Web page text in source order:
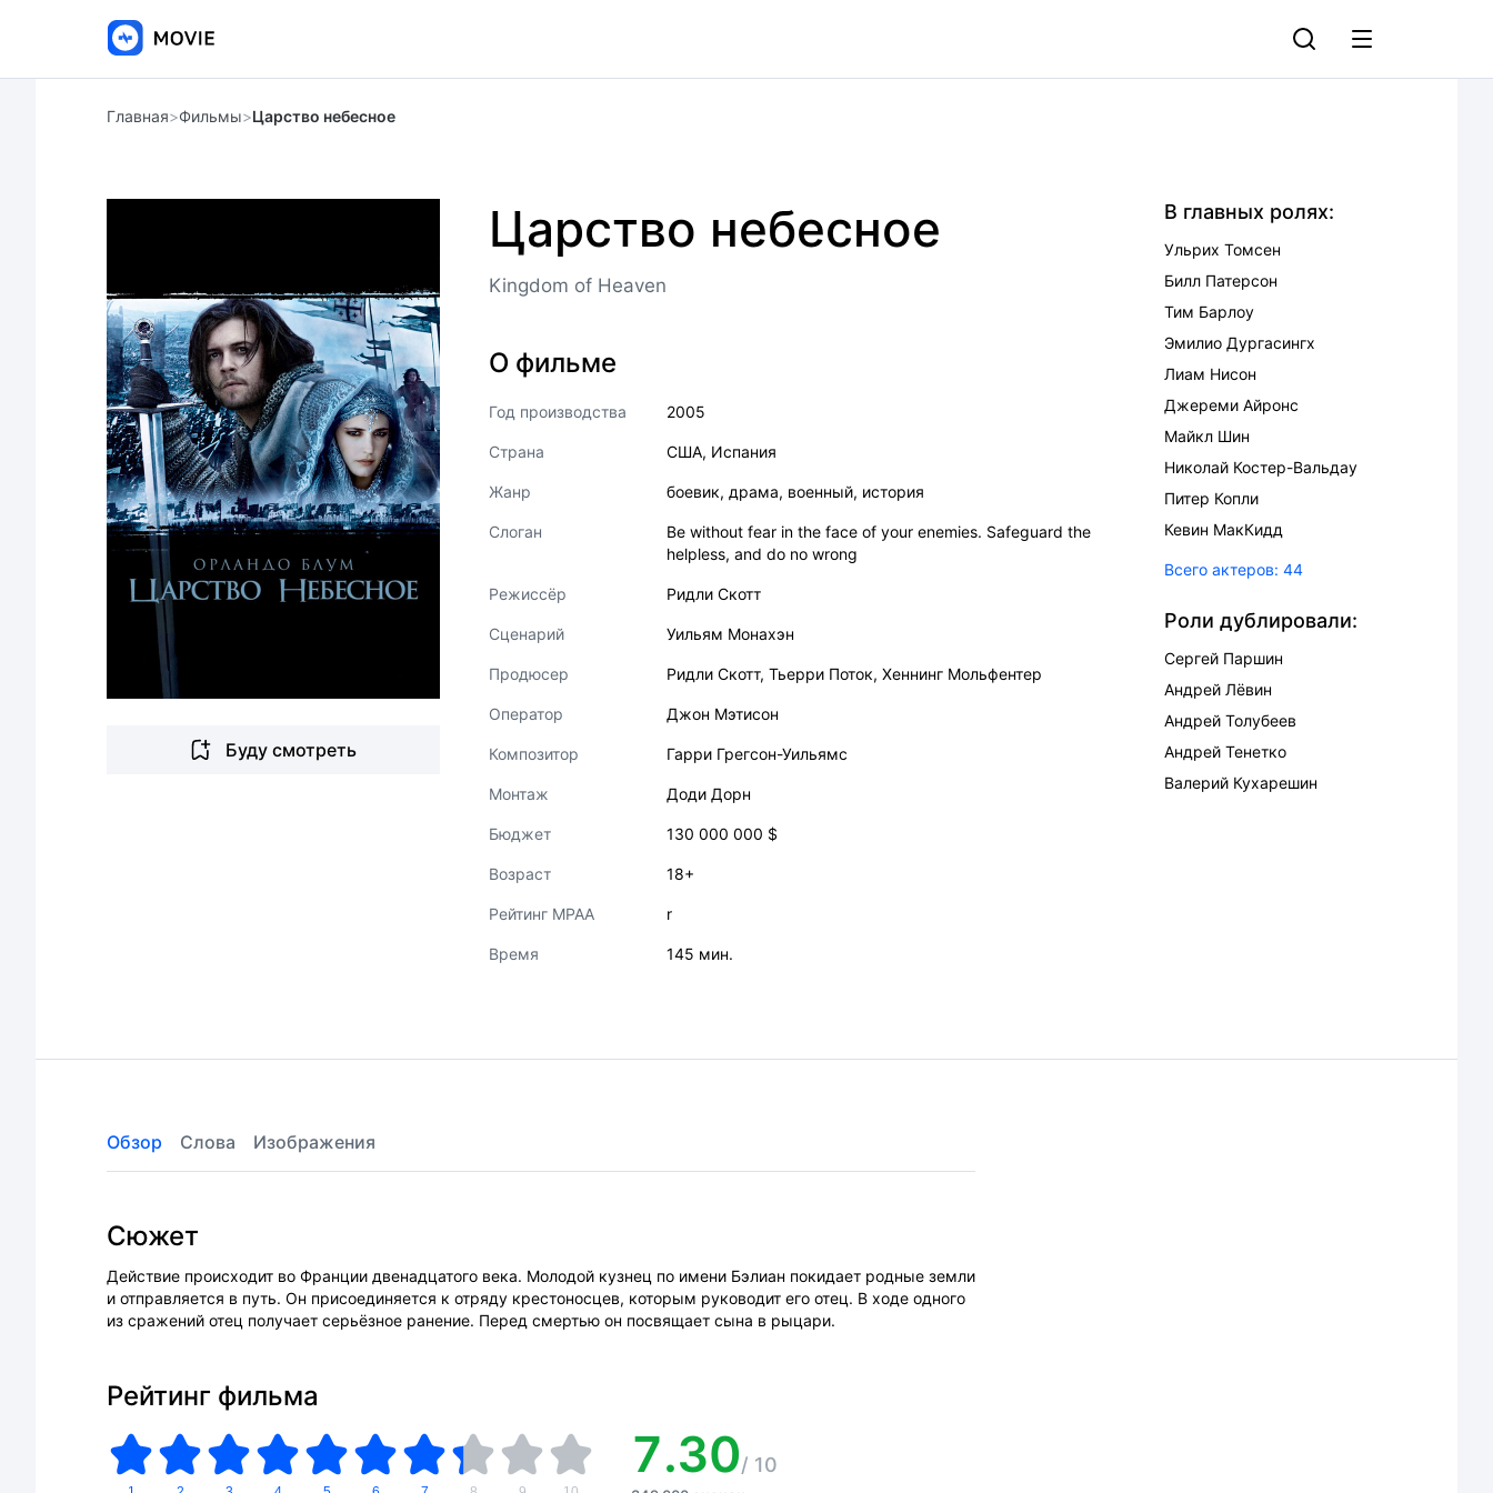
Главная>Фильмы>Царство небесное
Буду смотреть
Царство небесное
Kingdom of Heaven
О фильме
Год производства 2005
Страна США, Испания
Жанр боевик, драма, военный, история
Слоган
Be without fear in the face of your enemies. Safeguard the
helpless, and do no wrong
Режиссёр Ридли Скотт
Сценарий Уильям Монахэн
Продюсер Ридли Скотт, Тьерри Поток, Хеннинг Мольфентер
Оператор Джон Мэтисон
Композитор Гарри Грегсон-Уильямс
Монтаж Доди Дорн
Бюджет 130 000 000 $
Возраст 18+
Рейтинг MPAA r
Время 145 мин.
В главных ролях:
Ульрих Томсен
Билл Патерсон
Тим Барлоу
Эмилио Дургасингх
Лиам Нисон
Джереми Айронс
Майкл Шин
Николай Костер-Вальдау
Питер Копли
Кевин МакКидд
Всего актеров: 44
Роли дублировали:
Сергей Паршин
Андрей Лёвин
Андрей Толубеев
Андрей Тенетко
Валерий Кухарешин
Обзор Слова Изображения
Сюжет
Действие происходит во Франции двенадцатого века. Молодой кузнец по имени Бэлиан покидает родные земли
и отправляется в путь. Он присоединяется к отряду крестоносцев, которым руководит его отец. В ходе одного
из сражений отец получает серьёзное ранение. Перед смертью он посвящает сына в рыцари.
Рейтинг фильма
7.30/ 10